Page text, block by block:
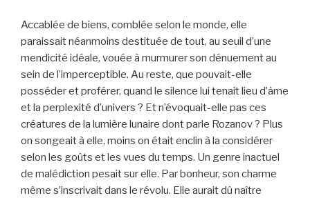
Accablée de biens, comblée selon le monde, elle
paraissait néanmoins destituée de tout, au seuil d’une
mendicité idéale, vouée à murmurer son dénuement au
sein de l’imperceptible. Au reste, que pouvait-elle
posséder et proférer, quand le silence lui tenait lieu d’âme
et la perplexité d’univers ? Et n’évoquait-elle pas ces
créatures de la lumière lunaire dont parle Rozanov ? Plus
on songeait à elle, moins on était enclin à la considérer
selon les goûts et les vues du temps. Un genre inactuel
de malédiction pesait sur elle. Par bonheur, son charme
même s’inscrivait dans le révolu. Elle aurait dû naître